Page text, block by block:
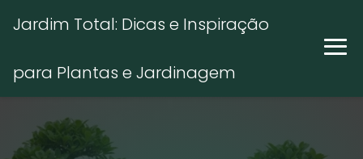
Jardim Total: Dicas e Inspiração
para Plantas e Jardinagem